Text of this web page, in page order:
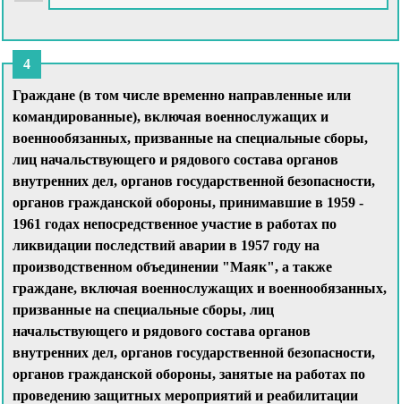
Граждане (в том числе временно направленные или
командированные), включая военнослужащих и
военнообязанных, призванные на специальные сборы,
лиц начальствующего и рядового состава органов
внутренних дел, органов государственной безопасности,
органов гражданской обороны, принимавшие в 1959 -
1961 годах непосредственное участие в работах по
ликвидации последствий аварии в 1957 году на
производственном объединении "Маяк", а также
граждане, включая военнослужащих и военнообязанных,
призванные на специальные сборы, лиц
начальствующего и рядового состава органов
внутренних дел, органов государственной безопасности,
органов гражданской обороны, занятые на работах по
проведению защитных мероприятий и реабилитации